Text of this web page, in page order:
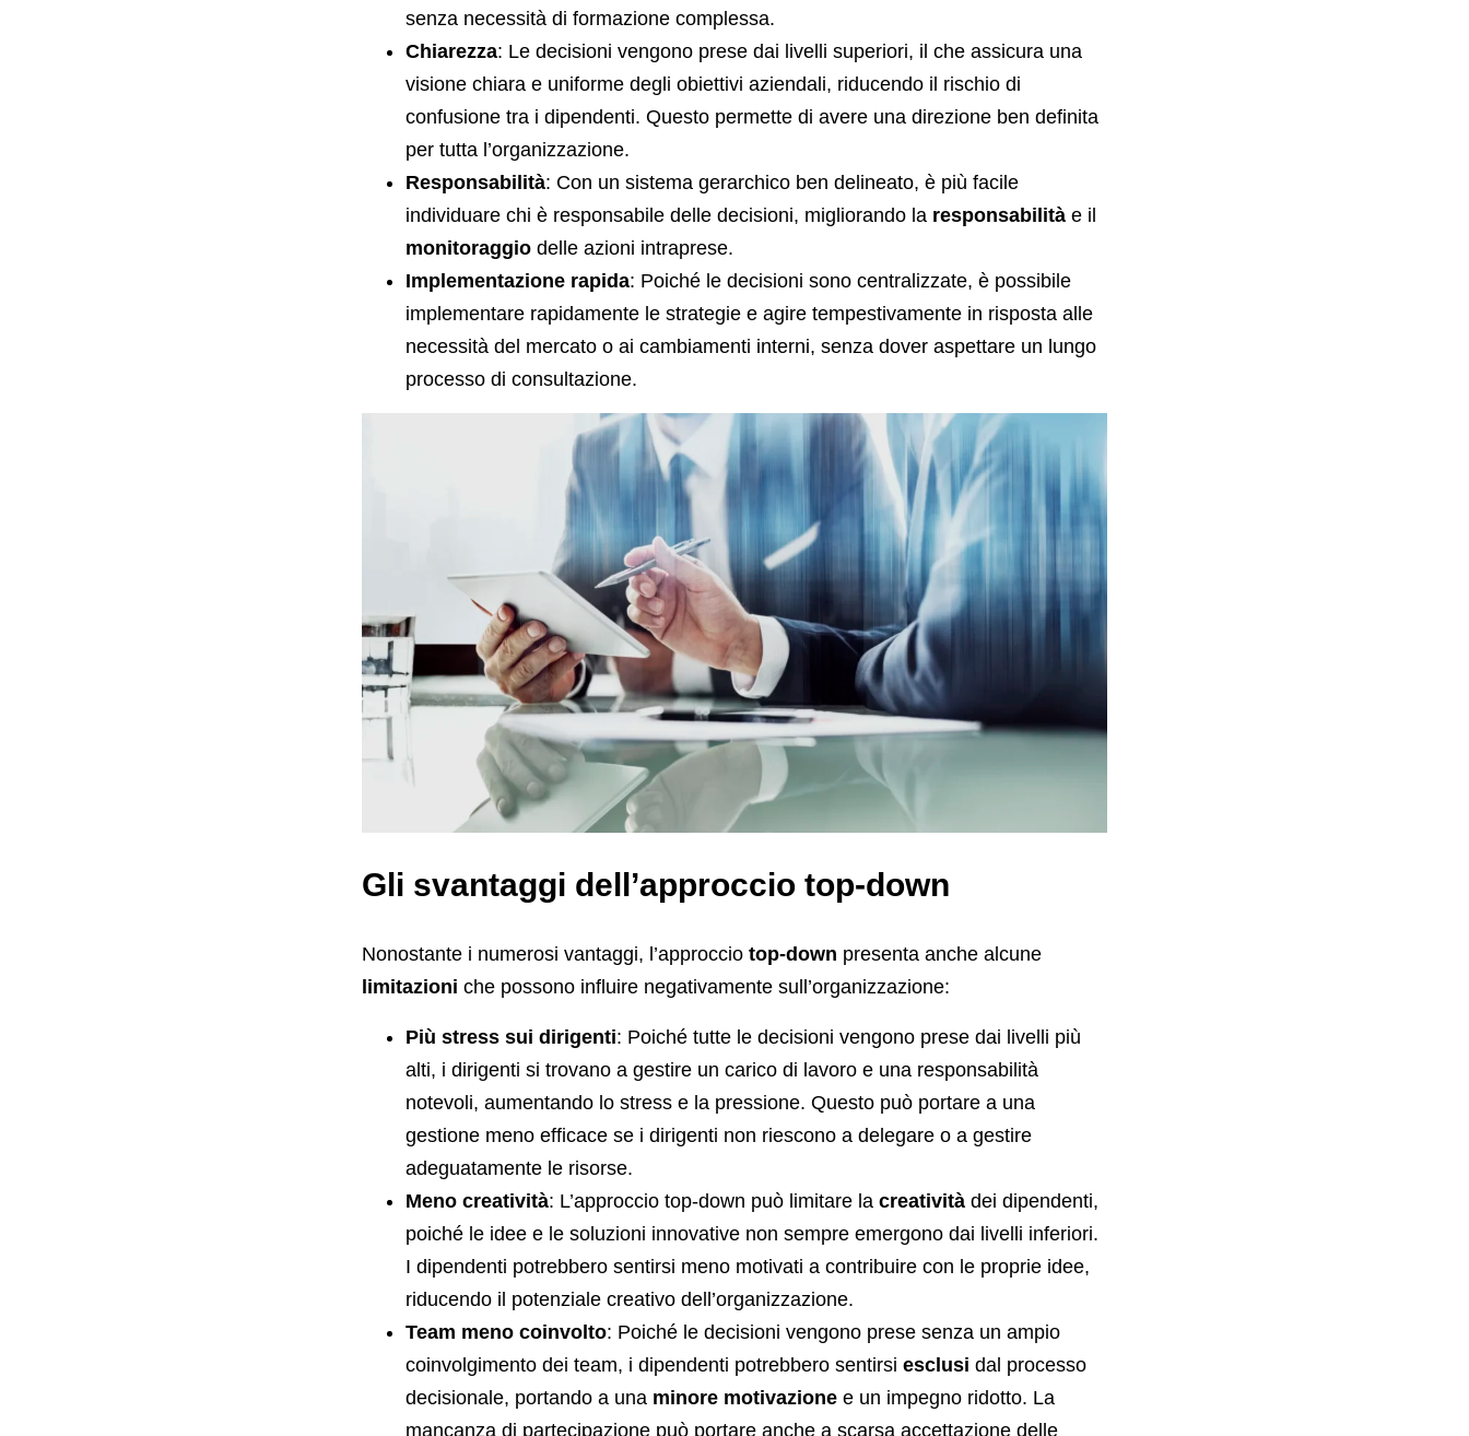
senza necessità di formazione complessa.
Chiarezza: Le decisioni vengono prese dai livelli superiori, il che assicura una
visione chiara e uniforme degli obiettivi aziendali, riducendo il rischio di
confusione tra i dipendenti. Questo permette di avere una direzione ben definita
per tutta l’organizzazione.
Responsabilità: Con un sistema gerarchico ben delineato, è più facile
individuare chi è responsabile delle decisioni, migliorando la responsabilitàe il
monitoraggiodelle azioni intraprese.
Implementazione rapida: Poiché le decisioni sono centralizzate, è possibile
implementare rapidamente le strategie e agire tempestivamente in risposta alle
necessità del mercato o ai cambiamenti interni, senza dover aspettare un lungo
processo di consultazione.
Gli svantaggi dell’approccio top-down
Nonostante i numerosi vantaggi, l’approccio top-down presenta anche alcune
limitazioni che possono influire negativamente sull’organizzazione:
Più stress sui dirigenti: Poiché tutte le decisioni vengono prese dai livelli più
alti, i dirigenti si trovano a gestire un carico di lavoro e una responsabilità
notevoli, aumentando lo stress e la pressione. Questo può portare a una
gestione meno efficace se i dirigenti non riescono a delegare o a gestire
adeguatamente le risorse.
Meno creatività: L’approccio top-down può limitare la creativitàdei dipendenti,
poiché le idee e le soluzioni innovative non sempre emergono dai livelli inferiori.
I dipendenti potrebbero sentirsi meno motivati a contribuire con le proprie idee,
riducendo il potenziale creativo dell’organizzazione.
Team meno coinvolto: Poiché le decisioni vengono prese senza un ampio
coinvolgimento dei team, i dipendenti potrebbero sentirsi esclusi dal processo
decisionale, portando a una minore motivazionee un impegno ridotto. La
mancanza di partecipazione può portare anche a scarsa accettazione delle